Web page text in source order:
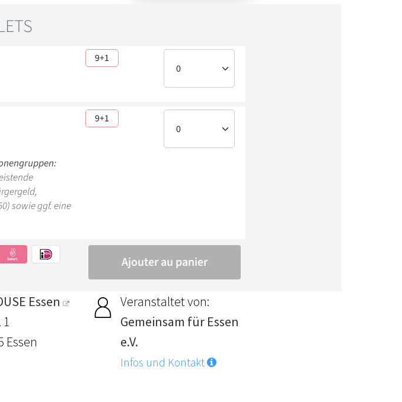
Essen
Essen
Veranstaltet von:
Gemeinsam für Essen
e.V.
Infos und Kontakt